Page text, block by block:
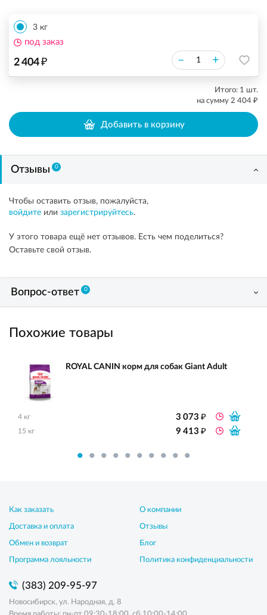
3 кг
2 404₽ – +
под заказ
Итого: 1 шт.
на сумму 2 404 ₽
Добавить в корзину
Отзывы 0
Чтобы оставить отзыв, пожалуйста,
войдите или зарегистрируйтесь.
У этого товара ещё нет отзывов. Есть чем поделиться?
Оставьте свой отзыв.
Вопрос-ответ 0
Похожие товары
ROYAL CANIN корм для собак Giant Adult
4 кг 3 073₽
15 кг 9 413₽
Как заказать
Доставка и оплата
Обмен и возврат
Программа лояльности
О компании
Отзывы
Блог
Политика конфиденциальности
(383) 209-95-97
Новосибирск, ул. Народная, д. 8